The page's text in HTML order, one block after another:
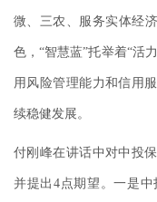
微、三农、服务实体经
色，“智慧蓝”托举着“活
用风险管理能力和信用
续稳健发展。
付刚峰在讲话中对中投
并提出4点期望。一是